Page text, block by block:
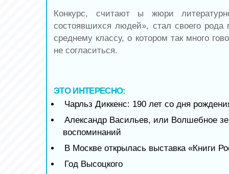
Конкурс, считают ы жюри
состоявшихся людей», стал своего
среднему классу, о котором так много
не согласиться.
ЭТО ИНТЕРЕСНО:
Чарльз Диккенс: 190 лет со дня
Александр Васильев, или Волшебное
воспоминаний
В Москве открылась выставка «Книги
Год Высоцкого